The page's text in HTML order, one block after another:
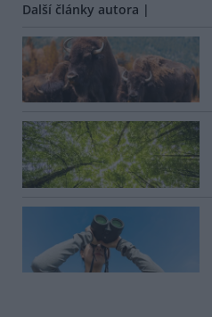
Další články autora |